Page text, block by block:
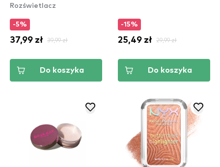
Lemon Merringue
Rozświetlacz
-5%
37,99 zł 39,99 zł
Do koszyka
-15%
25,49 zł 29,99 zł
Do koszyka